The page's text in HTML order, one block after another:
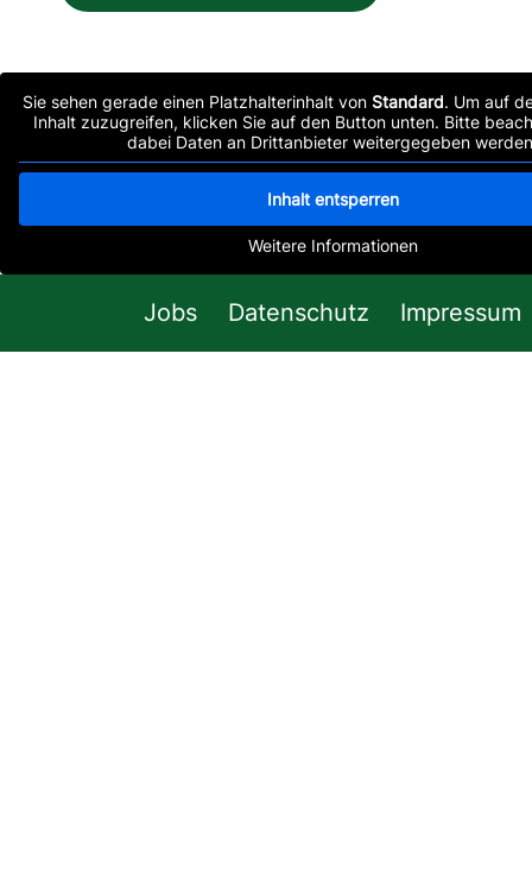
Sie sehen gerade einen Platzhalterinhalt von Standard. Um auf
Inhalt zuzugreifen, klicken Sie auf den Button unten. Bitte
dabei Daten an Drittanbieter weitergegeben
Inhalt entsperren
Weitere Informationen
Jobs Datenschutz Impressum